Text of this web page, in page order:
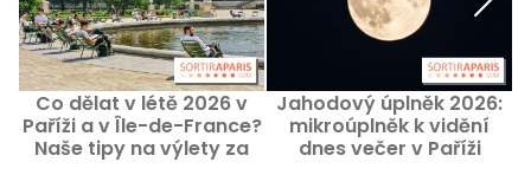
Co dělat v létě 2026 v
Paříži a v Île-de-France?
Naše tipy na výlety za
Jahodový úplněk 2026:
mikroúplněk k vidění
dnes večer v Paříži